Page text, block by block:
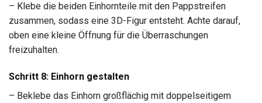
– Klebe die beiden Einhornteile mit den Pappstreifen
zusammen, sodass eine 3D-Figur entsteht. Achte darauf,
oben eine kleine Öffnung für die Überraschungen
freizuhalten.
Schritt 8: Einhorn gestalten
– Beklebe das Einhorn großflächig mit doppelseitigem